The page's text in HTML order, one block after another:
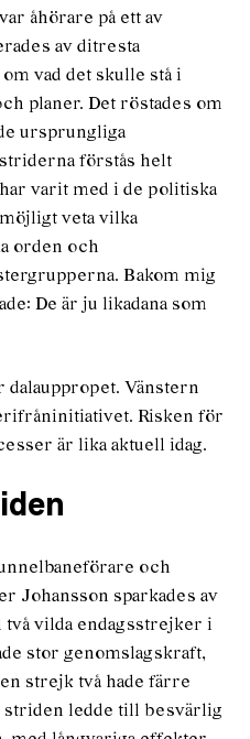
åhörare på ett av
av ditresta
vad det skulle stå i
planer. Det röstades om
ursprungliga
förstås helt
varit med i de politiska
veta vilka
orden och
Bakom mig
De är ju likadana som
Vänstern
Risken för
är lika aktuell idag.
och
Johansson sparkades av
två vilda endagsstrejker i
stor genomslagskraft,
strejk två hade färre
striden ledde till besvärlig